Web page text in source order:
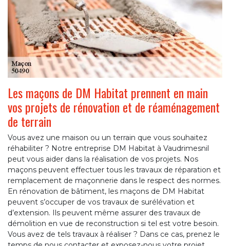
Les maçons de DM Habitat prennent en main
vos projets de rénovation et de réaménagement
de terrain
Vous avez une maison ou un terrain que vous souhaitez
réhabiliter ? Notre entreprise DM Habitat à Vaudrimesnil
peut vous aider dans la réalisation de vos projets. Nos
maçons peuvent effectuer tous les travaux de réparation et
remplacement de maçonnerie dans le respect des normes.
En rénovation de bâtiment, les maçons de DM Habitat
peuvent s’occuper de vos travaux de surélévation et
d’extension. Ils peuvent même assurer des travaux de
démolition en vue de reconstruction si tel est votre besoin.
Vous avez de tels travaux à réaliser ? Dans ce cas, prenez le